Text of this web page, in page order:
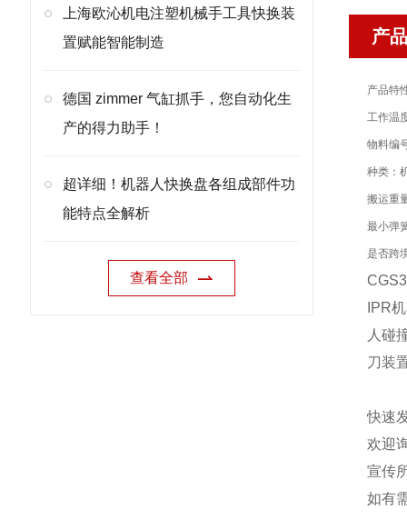
上海欧沁机电注塑机械手工具快换装
置赋能智能制造
德国 zimmer 气缸抓手，您自动化生
产的得力助手！
超详细！机器人快换盘各组成部件功
能特点全解析
查看全部
产
产品特
工作温
物料编
种类：
搬运重
最小弹
是否跨
IPR
人碰
刀装
快速
欢迎
宣传
如有